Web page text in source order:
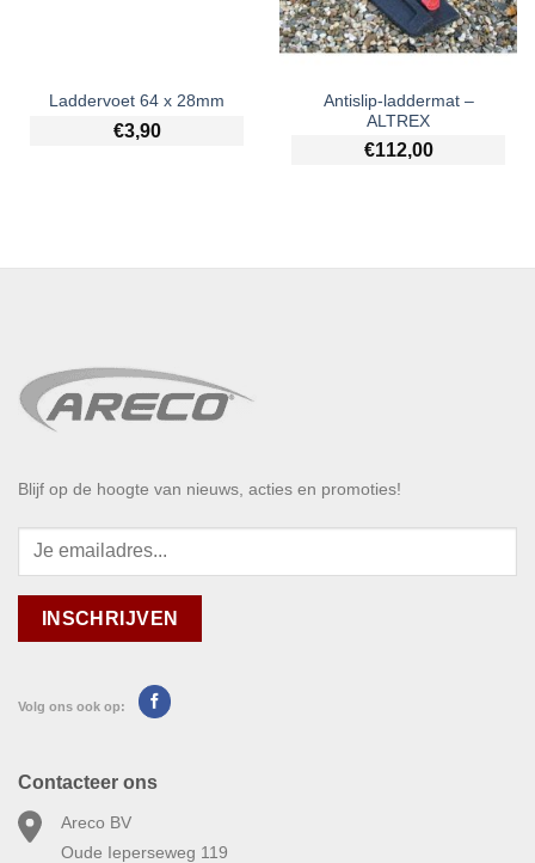
Laddervoet 64 x 28mm
€3,90
Antislip-laddermat –
ALTREX
€112,00
Blijf op de hoogte van nieuws, acties en promoties!
Volg ons ook op:
Contacteer ons
Areco BV
Oude Ieperseweg 119